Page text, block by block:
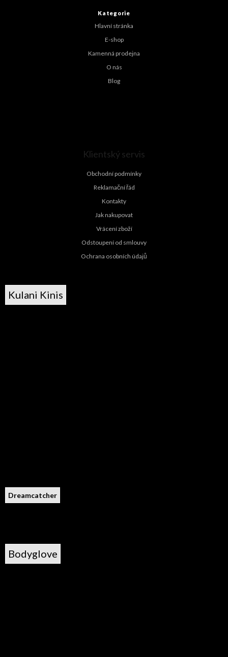
Kategorie
Hlavní stránka
E-shop
Kamenná prodejna
O nás
Blog
Klientský servis
Obchodní podmínky
Reklamační řád
Kontakty
Jak nakupovat
Vrácení zboží
Odstoupení od smlouvy
Ochrana osobních údajů
Kulani Kinis
Dreamcatcher
Bodyglove